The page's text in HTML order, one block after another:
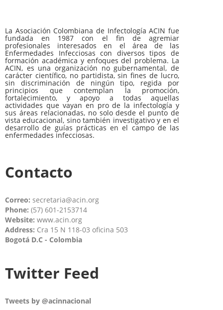
La Asociación Colombiana de Infectología ACIN fue
fundada en 1987 con el fin de agremiar
profesionales interesados en el área de las
Enfermedades Infecciosas con diversos tipos de
formación académica y enfoques del problema. La
ACIN, es una organización no gubernamental, de
carácter científico, no partidista, sin fines de lucro,
sin discriminación de ningún tipo, regida por
principios que contemplan la promoción,
fortalecimiento, y apoyo a todas aquellas
actividades que vayan en pro de la infectología y
sus áreas relacionadas, no solo desde el punto de
vista educacional, sino también investigativo y en el
desarrollo de guías prácticas en el campo de las
enfermedades infecciosas.
Contacto
Correo: secretaria@acin.org
Phone: (57) 601-2153714
Website: www.acin.org
Address: Cra 15 N 118-03 oficina 503
Bogotá D.C - Colombia
Twitter Feed
Tweets by @acinnacional